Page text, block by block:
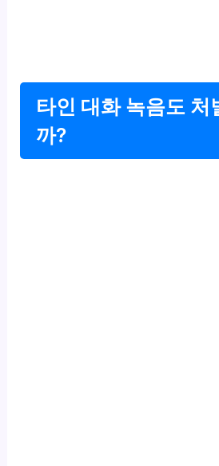
타인 대화 녹음도 처
까?